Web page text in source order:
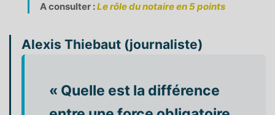
A consulter :Le rôle du notaire en 5 points
Alexis Thiebaut (journaliste)
« Quelle est la différence